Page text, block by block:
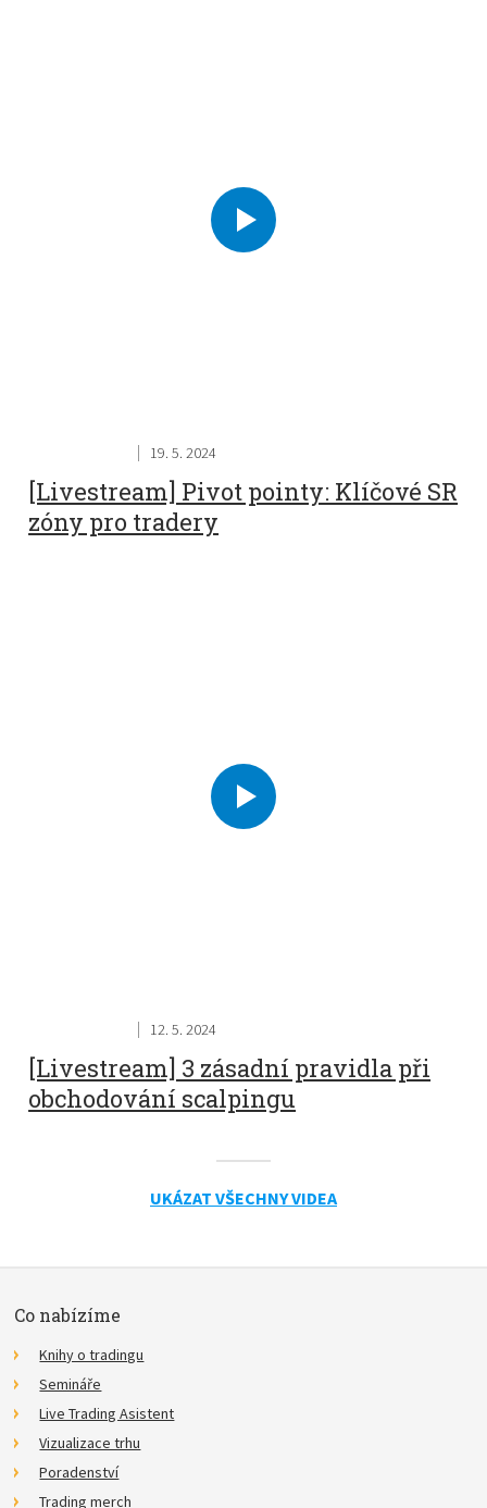
19. 5. 2024
[Livestream] Pivot pointy: Klíčové SR
zóny pro tradery
12. 5. 2024
[Livestream] 3 zásadní pravidla při
obchodování scalpingu
UKÁZAT VŠECHNY VIDEA
Co nabízíme
Knihy o tradingu
Semináře
Live Trading Asistent
Vizualizace trhu
Poradenství
Trading merch